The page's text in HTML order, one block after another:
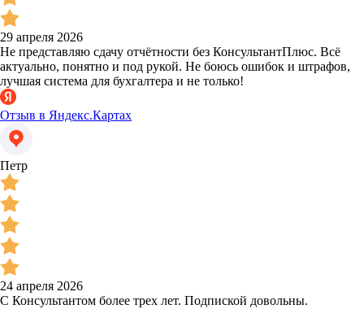
29 апреля 2026
Не представляю сдачу отчётности без КонсультантПлюс. Всё
актуально, понятно и под рукой. Не боюсь ошибок и штрафов,
лучшая система для бухгалтера и не только!
Отзыв в Яндекс.Картах
Петр
24 апреля 2026
С Консультантом более трех лет. Подпиской довольны.